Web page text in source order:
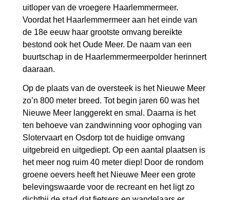
uitloper van de vroegere Haarlemmermeer.
Voordat het Haarlemmermeer aan het einde van
de 18e eeuw haar grootste omvang bereikte
bestond ook het Oude Meer. De naam van een
buurtschap in de Haarlemmermeerpolder herinnert
daaraan.
Op de plaats van de oversteek is het Nieuwe Meer
zo’n 800 meter breed. Tot begin jaren 60 was het
Nieuwe Meer langgerekt en smal. Daarna is het
ten behoeve van zandwinning voor ophoging van
Slotervaart en Osdorp tot de huidige omvang
uitgebreid en uitgediept. Op een aantal plaatsen is
het meer nog ruim 40 meter diep! Door de rondom
groene oevers heeft het Nieuwe Meer een grote
belevingswaarde voor de recreant en het ligt zo